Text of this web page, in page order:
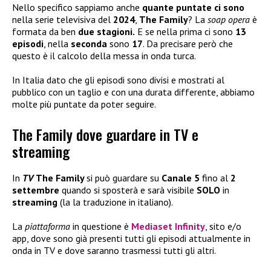
Nello specifico sappiamo anche quante puntate ci sono
nella serie televisiva del 2024, The Family? La soap opera è
formata da ben due stagioni. E se nella prima ci sono 13
episodi , nella seconda sono 17. Da precisare però che
questo è il calcolo della messa in onda turca.
In Italia dato che gli episodi sono divisi e mostrati al
pubblico con un taglio e con una durata differente, abbiamo
molte più puntate da poter seguire.
The Family dove guardare in TV e
streaming
In TV The Familysi può guardare su Canale 5 fino al 2
settembre quando si sposterà e sarà visibile SOLO in
streaming (la la traduzione in italiano).
La piattaforma in questione è Mediaset Infinity , sito e/o
app, dove sono già presenti tutti gli episodi attualmente in
onda in TV e dove saranno trasmessi tutti gli altri.